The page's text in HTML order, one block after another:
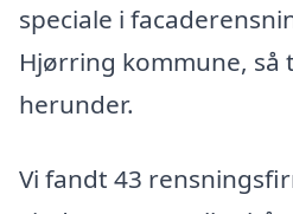
speciale i
Hjørring kommune, så
herunder.
Vi fandt 43